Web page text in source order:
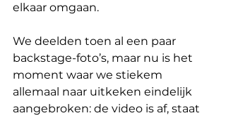
elkaar omgaan.
We deelden toen al een paar
backstage-foto’s, maar nu is het
moment waar we stiekem
allemaal naar uitkeken eindelijk
aangebroken: de video is af, staat